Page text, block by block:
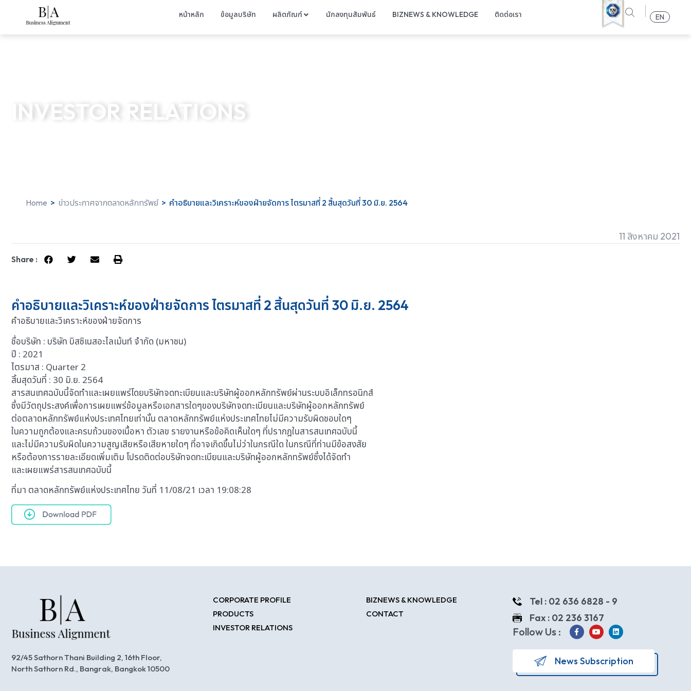
หน้าหลัก ข้อมูลบริษัท ผลิตภัณฑ์ นักลงทุนสัมพันธ์ BIZNEWS & KNOWLEDGE ติดต่อเรา EN
INVESTOR RELATIONS
Home > ข่าวประกาศจากตลาดหลักทรัพย์> คำอธิบายและวิเคราะห์ของฝ่ายจัดการ ไตรมาสที่ 2 สิ้นสุดวันที่ 30 มิ.ย. 2564
11 สิงหาคม 2021
Share :
คำอธิบายและวิเคราะห์ของฝ่ายจัดการ ไตรมาสที่ 2 สิ้นสุดวันที่ 30 มิ.ย. 2564
คำอธิบายและวิเคราะห์ของฝ่ายจัดการ
ชื่อบริษัท : บริษัท บิสซิเนสอะไลเม้นท์ จำกัด (มหาชน)
ปี : 2021
ไตรมาส : Quarter 2
สิ้นสุดวันที่ : 30 มิ.ย. 2564
สารสนเทศฉบับนี้จัดทำและเผยแพร่โดยบริษัทจดทะเบียนและบริษัทผู้ออกหลักทรัพย์ผ่านระบบอิเล็กทรอนิกส์
ซึ่งมีวัตถุประสงค์เพื่อการเผยแพร่ข้อมูลหรือเอกสารใดๆของบริษัทจดทะเบียนและบริษัทผู้ออกหลักทรัพย์
ต่อตลาดหลักทรัพย์แห่งประเทศไทยเท่านั้น ตลาดหลักทรัพย์แห่งประเทศไทยไม่มีความรับผิดชอบใดๆ
ในความถูกต้องและครบถ้วนของเนื้อหา ตัวเลข รายงานหรือข้อคิดเห็นใดๆ ที่ปรากฎในสารสนเทศฉบับนี้
และไม่มีความรับผิดในความสูญเสียหรือเสียหายใดๆ ที่อาจเกิดขึ้นไม่ว่าในกรณีใด ในกรณีที่ท่านมีข้อสงสัย
หรือต้องการรายละเอียดเพิ่มเติม โปรดติดต่อบริษัทจดทะเบียนและบริษัทผู้ออกหลักทรัพย์ซึ่งได้จัดทำ
และเผยแพร่สารสนเทศฉบับนี้
ที่มา ตลาดหลักทรัพย์แห่งประเทศไทย วันที่ 11/08/21 เวลา 19:08:28
92/45 Sathorn Thani Building 2, 16th Floor,
North Sathorn Rd., Bangrak, Bangkok 10500
CORPORATE PROFILE
PRODUCTS
INVESTOR RELATIONS
BIZNEWS & KNOWLEDGE
CONTACT
Tel : 02 636 6828 - 9
Fax : 02 236 3167
Follow Us :
News Subscription